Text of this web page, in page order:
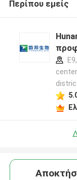
Περίπου εμείς